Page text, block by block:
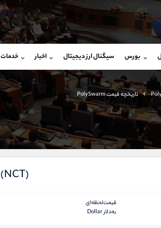
بورس سیگنال ارز دیجیتال اخبار خدمات
تاریخچه قیمت PolySwarm
(NCT)
قیمت‌لحظه‌ای
به‌دلار Dollar
شروع گفتگو
@Armteam_admin_103
103 داخلی